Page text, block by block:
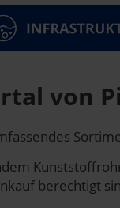
von
berechtigt